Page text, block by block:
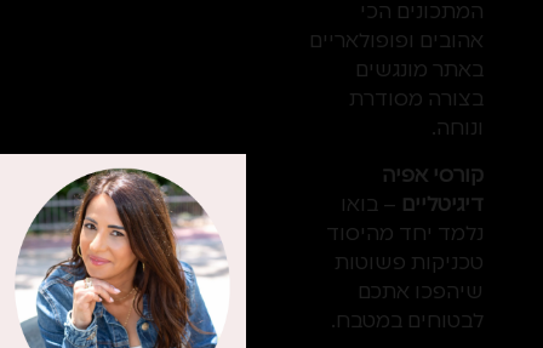
המתכונים הכי
אהובים ופופולאריים
באתר מונגשים
בצורה מסודרת
ונוחה.
קורסי אפיה
דיגיטליים – בואו
נלמד יחד מהיסוד
טכניקות פשוטות
שיהפכו אתכם
לבטוחים במטבח.